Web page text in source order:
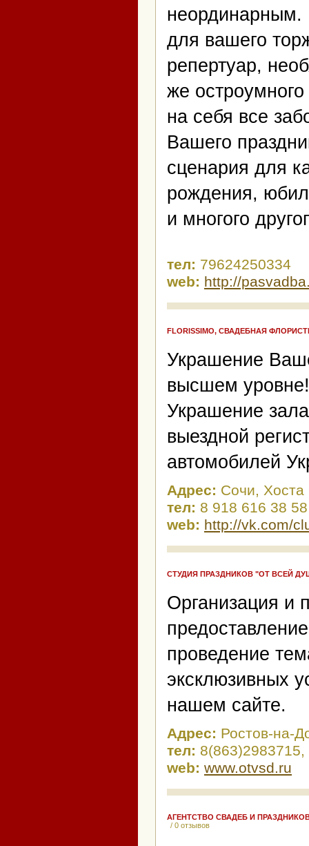
неординарным.
для вашего
репертуар,
же
на себя все
Вашего
сценария для
рождения,
и многого
тел: 79624250334
web: http://
FLORISSIMO, СВАДЕБНАЯ
Украшение
высшем
Украшение
выездной
автомобилей
Адрес: Сочи, Хоста
тел: 8 918 616 38 58
web: http://vk.com/
СТУДИЯ ПРАЗДНИКОВ "ОТ ВСЕЙ
Организация и
проведение
эксклюзивных
нашем сайте.
Адрес: Ростов-на-
тел:
web: www.otvsd.ru
АГЕНТСТВО СВАДЕБ И
/ 0 отзывов